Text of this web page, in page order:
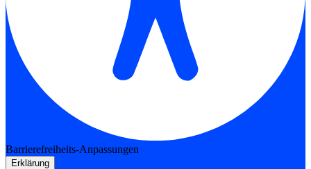
Barrierefreiheits-Anpassungen
Erklärung